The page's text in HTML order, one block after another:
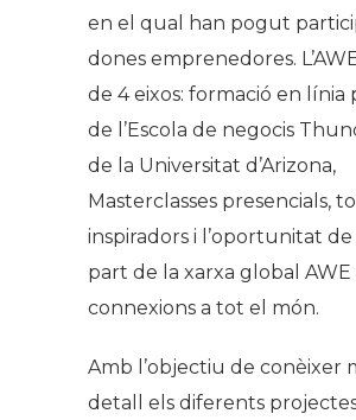
en el qual han pogut
dones emprenedores.
de 4 eixos: formació en línia
de l’Escola de negocis
de la Universitat d’Arizona,
Masterclasses presencials,
inspiradors i l’oportunitat
part de la xarxa global AWE
connexions a tot el món.
Amb l’objectiu de conèixer
detall els diferents